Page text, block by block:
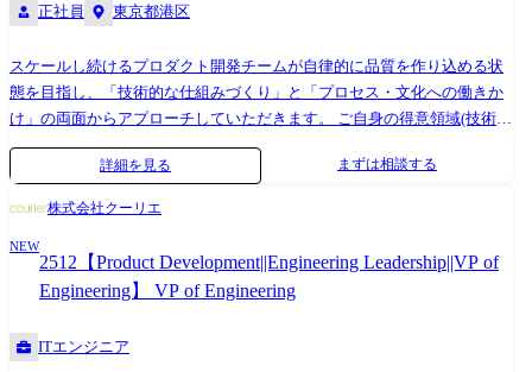
Sentry、Mackerel、PagerDuty 【ネットワーク機器】 Yamaha系、Furuno
Workspace
正社員 東京都港区
スケールし続けるプロダクト開発チームが自律的に品質を作り込める状
態を目指し、「技術的な仕組みづくり」と「プロセス・文化への働きか
け」の両面からアプローチしていただきます。 ご自身の得意領域(技術軸
or 組織軸)を起点にしつつ、最終的には技術とプロセスの両輪を用いて、
開発チームの生産性と品質を最大化する役割を期待しています。 ●開発
りのない開発プロセスを構築します。 「何を作るべきか」「何をテスト
すべきか」の合意形成をファシリテートし、上流工程からの品質作り込
み(シフトレフト)を推進します。 ●AIを活用したテストアーキテクチャの
効率化・高度化するための基盤整備と運用をリードします。 具体的に
詳細を見る まずは相談する
株式会社クーリエ
NEW
2512【Product Development||Engineering Leadership||VP of
Engineering】 VP of Engineering
ITエンジニア